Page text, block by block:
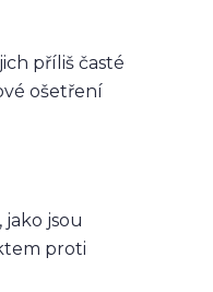
příliš časté
ošetření
jsou
proti